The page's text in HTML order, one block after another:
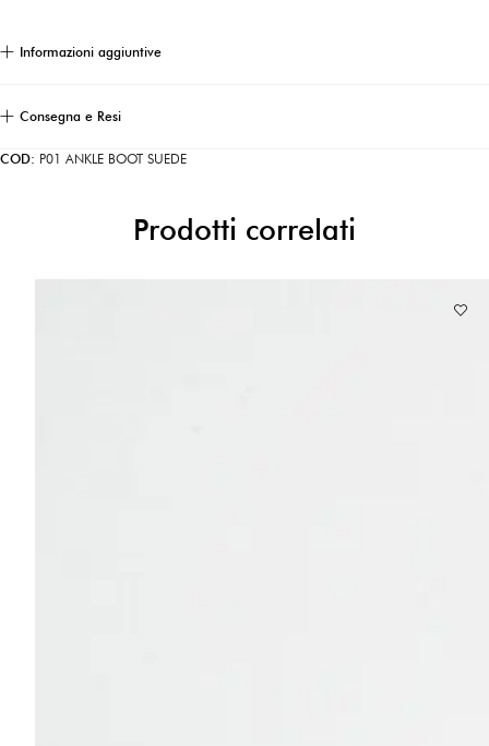
COD: P01 ANKLE BOOT SUEDE
Informazioni aggiuntive
Consegna e Resi
Prodotti correlati